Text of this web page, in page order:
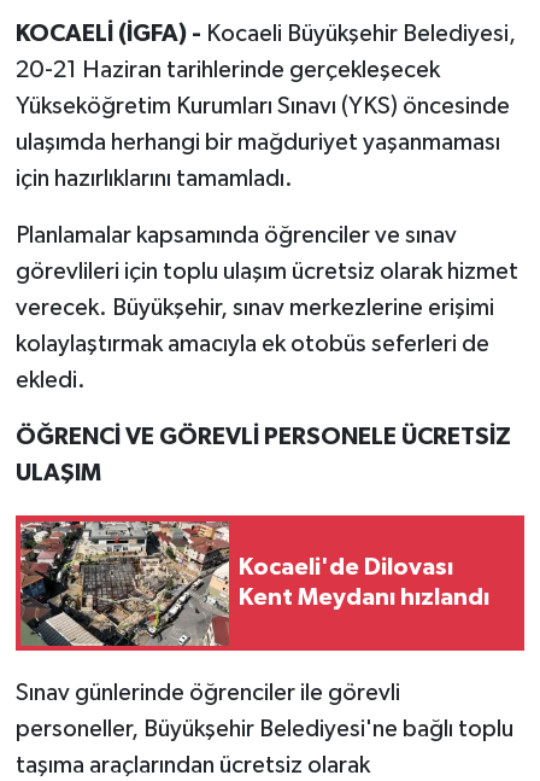
KOCAELİ (İGFA) - Kocaeli Büyükşehir Belediyesi,
20-21 Haziran tarihlerinde gerçekleşecek
Yükseköğretim Kurumları Sınavı (YKS) öncesinde
ulaşımda herhangi bir mağduriyet yaşanmaması
için hazırlıklarını tamamladı.
Planlamalar kapsamında öğrenciler ve sınav
görevlileri için toplu ulaşım ücretsiz olarak hizmet
verecek. Büyükşehir, sınav merkezlerine erişimi
kolaylaştırmak amacıyla ek otobüs seferleri de
ekledi.
ÖĞRENCİ VE GÖREVLİ PERSONELE ÜCRETSİZ
ULAŞIM
Kocaeli'de Dilovası
Kent Meydanı hızlandı
Sınav günlerinde öğrenciler ile görevli
personeller, Büyükşehir Belediyesi'ne bağlı toplu
taşıma araçlarından ücretsiz olarak